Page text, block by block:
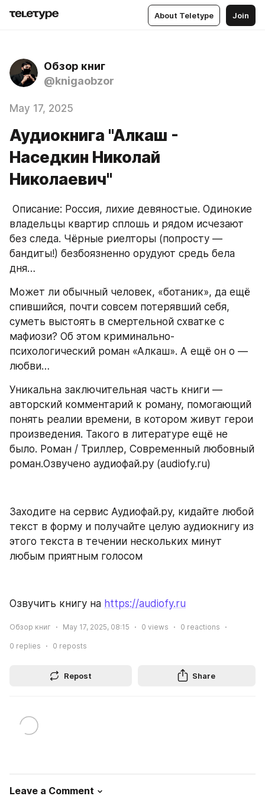
About Teletype Join
Обзор книг
@knigaobzor
May 17, 2025
Аудиокнига "Алкаш -
Наседкин Николай
Николаевич"
владельцы квартир сплошь и рядом исчезают
без следа. Чёрные риелторы (попросту —
бандиты!) безбоязненно орудуют средь бела
дня…
Может ли обычный человек, «ботаник», да ещё
спившийся, почти совсем потерявший себя,
суметь выстоять в смертельной схватке с
мафиози? Об этом криминально-
психологический роман «Алкаш». А ещё он о —
любви…
Уникальна заключительная часть книги —
авторский комментарий к роману, помогающий
понять реалии времени, в котором живут герои
произведения. Такого в литературе ещё не
было. Роман / Триллер, Современный любовный
роман.Озвучено аудиофай.ру (audiofy.ru)
Заходите на сервис Аудиофай.ру, кидайте любой
текст в форму и получайте целую аудиокнигу из
этого текста в течении нескольких минут
любым приятным голосом
Озвучить книгу на https://audiofy.ru
Обзор книг May 17, 2025, 08:15 0 views 0 reactions
0 replies 0 reposts
Repost Share
Leave a Comment